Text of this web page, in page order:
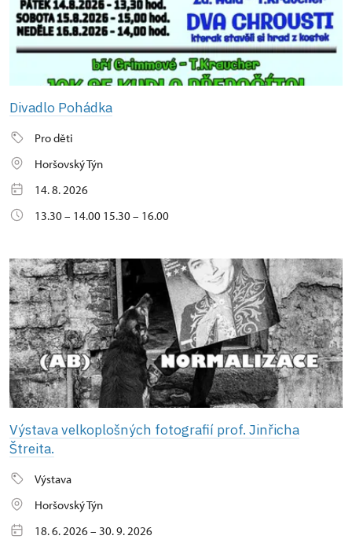
Divadlo Pohádka
Pro děti
Horšovský Týn
14. 8. 2026
13.30 – 14.00 15.30 – 16.00
Výstava velkoplošných fotografií prof. Jinřicha
Štreita.
Výstava
Horšovský Týn
18. 6. 2026 – 30. 9. 2026